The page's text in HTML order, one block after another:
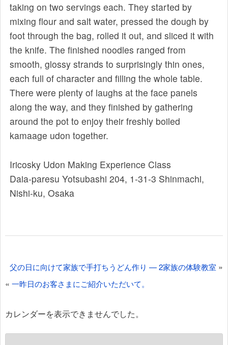
taking on two servings each. They started by
mixing flour and salt water, pressed the dough by
foot through the bag, rolled it out, and sliced it with
the knife. The finished noodles ranged from
smooth, glossy strands to surprisingly thin ones,
each full of character and filling the whole table.
There were plenty of laughs at the face panels
along the way, and they finished by gathering
around the pot to enjoy their freshly boiled
kamaage udon together.
Iricosky Udon Making Experience Class
Daia-paresu Yotsubashi 204, 1-31-3 Shinmachi,
Nishi-ku, Osaka
投
稿
ビ
父の日に向けて家族で手打ちうどん作り — 2家族の体験教室 »
« 一昨日のお客さまにご紹介いただいて。
カレンダーを表示できませんでした。